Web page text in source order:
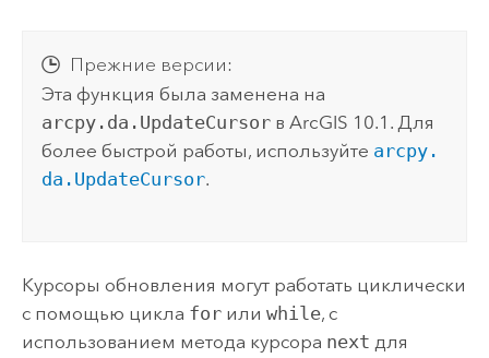
Прежние версии:
Эта функция была заменена на
arcpy.da.UpdateCursor в ArcGIS 10.1. Для
более быстрой работы, используйте arcpy.
da.UpdateCursor.
Курсоры обновления могут работать циклически
с помощью цикла forили while, с
использованием метода курсора next для